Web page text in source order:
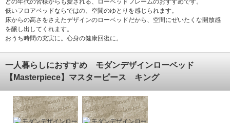
どの年代の皆様からも愛される、ローベッドフレームのおすすめです。
低いフロアベッドならではの、空間のゆとりを感じられます。
床からの高さをさえたデザインのローベッドだから、空間にぜいたくな開放感
を醸し出してくれます。
おうち時間の充実に。心身の健康回復に。
一人暮らしにおすすめ モダンデザインローベッド
【Masterpiece】マスターピース キング